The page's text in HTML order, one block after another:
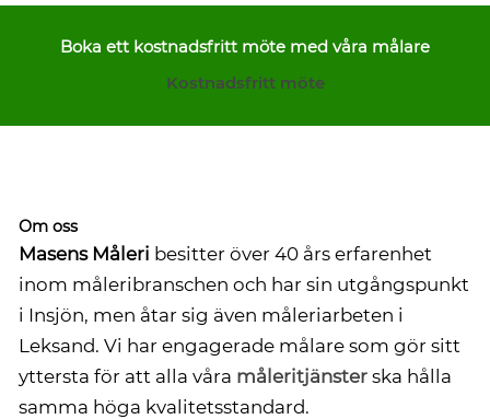
Boka ett kostnadsfritt möte med våra målare
Kostnadsfritt möte
Om oss
Masens Måleri besitter över 40 års erfarenhet
inom måleribranschen och har sin utgångspunkt
i Insjön, men åtar sig även måleriarbeten i
Leksand. Vi har engagerade målare som gör sitt
yttersta för att alla våra måleritjänsterska hålla
samma höga kvalitetsstandard.